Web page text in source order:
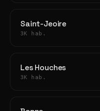
Saint-Jeoire
3K hab.
Les Houches
3K hab.